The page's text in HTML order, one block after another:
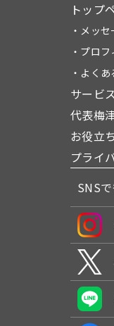
トップ
・メッセ
・プロ
・よく
サービ
代表梅
お役立
プライ
SNS